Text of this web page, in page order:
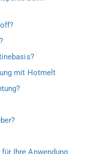
mit Hotmelt
Ihre Anwendung